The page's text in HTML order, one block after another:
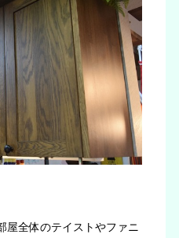
屋全体のテイストやファニ